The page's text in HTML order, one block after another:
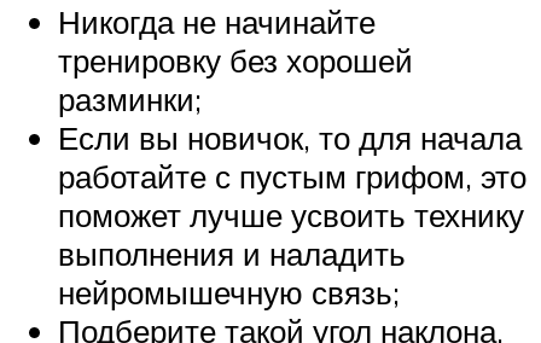
Никогда не начинайте
тренировку без хорошей
разминки;
Если вы новичок, то для начала
работайте с пустым грифом, это
поможет лучше усвоить технику
выполнения и наладить
нейромышечную связь;
Подберите такой угол наклона,